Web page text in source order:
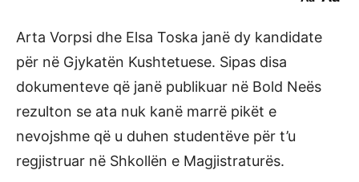
Arta Vorpsi dhe Elsa Toska janë dy kandidate
për në Gjykatën Kushtetuese. Sipas disa
dokumenteve që janë publikuar në Bold Neës
rezulton se ata nuk kanë marrë pikët e
nevojshme që u duhen studentëve për t’u
regjistruar në Shkollën e Magjistraturës.